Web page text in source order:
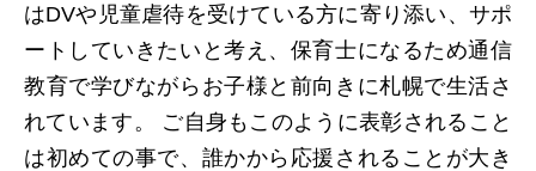
はDVや児童虐待を受けている方に寄り添い、サポ
ートしていきたいと考え、保育士になるため通信
教育で学びながらお子様と前向きに札幌で生活さ
れています。 ご自身もこのように表彰されること
は初めての事で、誰かから応援されることが大き